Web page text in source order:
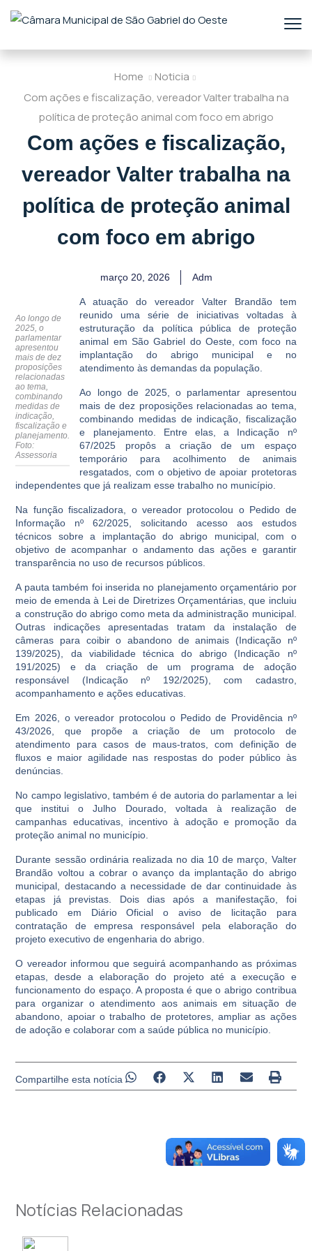
Home
Noticia
Com ações e fiscalização, vereador Valter trabalha na
política de proteção animal com foco em abrigo
Com ações e fiscalização,
vereador Valter trabalha na
política de proteção animal
com foco em abrigo
março 20, 2026 Adm
Ao longo de
2025, o
parlamentar
apresentou
mais de dez
proposições
relacionadas
ao tema,
combinando
medidas de
indicação,
fiscalização e
planejamento.
Foto:
Assessoria
A atuação do vereador Valter Brandão tem
reunido uma série de iniciativas voltadas à
estruturação da política pública de proteção
animal em São Gabriel do Oeste, com foco na
implantação do abrigo municipal e no
atendimento às demandas da população.
Ao longo de 2025, o parlamentar apresentou
mais de dez proposições relacionadas ao tema,
combinando medidas de indicação, fiscalização
e planejamento. Entre elas, a Indicação nº
67/2025 propôs a criação de um espaço
temporário para acolhimento de animais
resgatados, com o objetivo de apoiar protetoras
independentes que já realizam esse trabalho no município.
Na função fiscalizadora, o vereador protocolou o Pedido de
Informação nº 62/2025, solicitando acesso aos estudos
técnicos sobre a implantação do abrigo municipal, com o
objetivo de acompanhar o andamento das ações e garantir
transparência no uso de recursos públicos.
A pauta também foi inserida no planejamento orçamentário por
meio de emenda à Lei de Diretrizes Orçamentárias, que incluiu
a construção do abrigo como meta da administração municipal.
Outras indicações apresentadas tratam da instalação de
câmeras para coibir o abandono de animais (Indicação nº
139/2025), da viabilidade técnica do abrigo (Indicação nº
191/2025) e da criação de um programa de adoção
responsável (Indicação nº 192/2025), com cadastro,
acompanhamento e ações educativas.
Em 2026, o vereador protocolou o Pedido de Providência nº
43/2026, que propõe a criação de um protocolo de
atendimento para casos de maus-tratos, com definição de
fluxos e maior agilidade nas respostas do poder público às
denúncias.
No campo legislativo, também é de autoria do parlamentar a lei
que institui o Julho Dourado, voltada à realização de
campanhas educativas, incentivo à adoção e promoção da
proteção animal no município.
Durante sessão ordinária realizada no dia 10 de março, Valter
Brandão voltou a cobrar o avanço da implantação do abrigo
municipal, destacando a necessidade de dar continuidade às
etapas já previstas. Dois dias após a manifestação, foi
publicado em Diário Oficial o aviso de licitação para
contratação de empresa responsável pela elaboração do
projeto executivo de engenharia do abrigo.
O vereador informou que seguirá acompanhando as próximas
etapas, desde a elaboração do projeto até a execução e
funcionamento do espaço. A proposta é que o abrigo contribua
para organizar o atendimento aos animais em situação de
abandono, apoiar o trabalho de protetores, ampliar as ações
de adoção e colaborar com a saúde pública no município.
Compartilhe esta notícia
Notícias Relacionadas